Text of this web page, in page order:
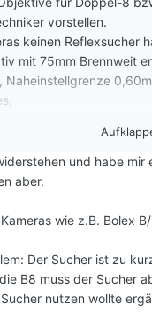
vorstellen.
keinen Reflexsucher
mit 75mm Brennweit
Naheinstellgrenze
und habe
aber.
wie z.B. Bolex
Der Sucher ist zu
B8 muss der Sucher
nutzen wollte